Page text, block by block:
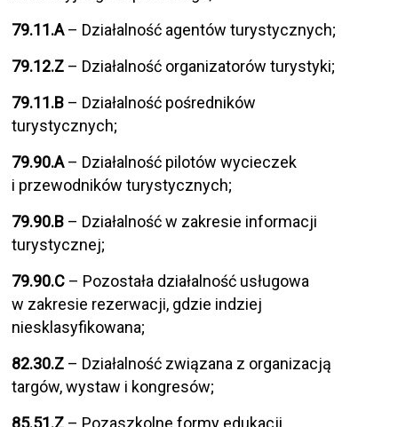
79.11.A– Działalność agentów turystycznych;
79.12.Z – Działalność organizatorów turystyki;
79.11.B – Działalność pośredników
turystycznych;
79.90.A– Działalność pilotów wycieczek
i przewodników turystycznych;
79.90.B – Działalność w zakresie informacji
turystycznej;
79.90.C – Pozostała działalność usługowa
w zakresie rezerwacji, gdzie indziej
niesklasyfikowana;
82.30.Z – Działalność związana z organizacją
targów, wystaw i kongresów;